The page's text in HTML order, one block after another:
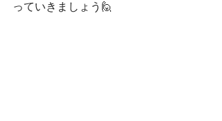
っていきましょう🙋